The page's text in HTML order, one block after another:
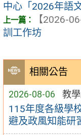
相關公告
2026-08-06 教
115年度各級學
避及政風知能研
中心「2026年語
【2026-
訓工作坊